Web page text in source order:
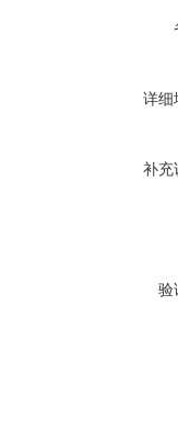
详细
补充
验